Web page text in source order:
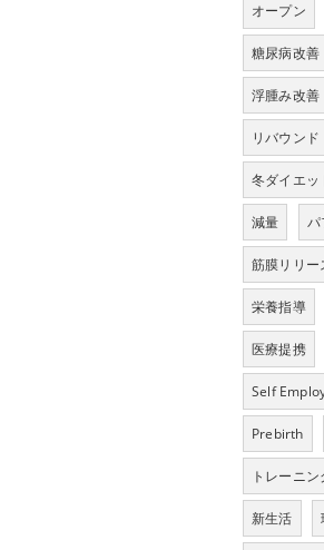
オープン
糖尿病改善
浮腫み改善
リバウンド
冬ダイエッ
減量 パ
筋膜リリー
栄養指導
医療提携
Self
Prebirth
トレーニ
新生活